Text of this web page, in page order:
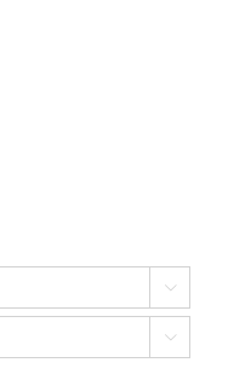

